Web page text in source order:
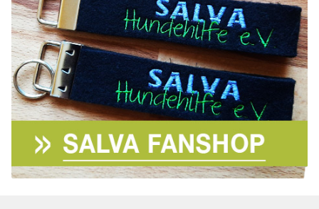
Aktuelles
SALVA News
Reiseberichte
Kreativprojekte
Unsere Partnertierheime